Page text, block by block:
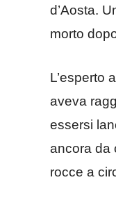
d’Aosta.
morto
L’esperto
aveva
essersi
ancora da
rocce a